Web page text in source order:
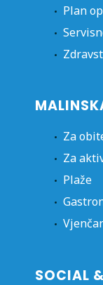
Plan
Za
Za
Plaže
SOCIAL